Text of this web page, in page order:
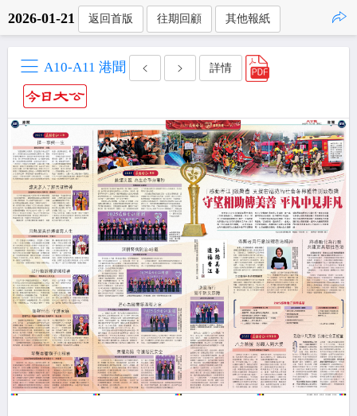
2026-01-21 返回首版 往期回顧 其他報紙
A10-A11 港聞 詳情
點擊複製